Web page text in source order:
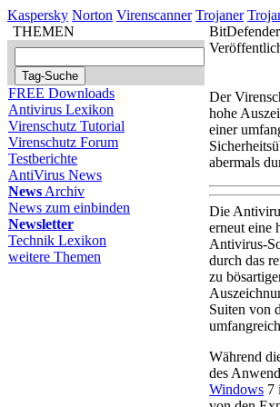
Kaspersky Norton Virenscanner Trojaner
THEMEN
FREE Downloads
Antivirus Lexikon
Virenschutz Tutorial
Virenschutz Forum
Testberichte
AntiVirus News
News Archiv
News zum einbinden
Newsletter
Technik Lexikon
weitere Themen
Der
hohe
einer
abermals
Die
erneut eine
Antivirus-
durch das
zu
Suiten von
Während
des
Windows 7